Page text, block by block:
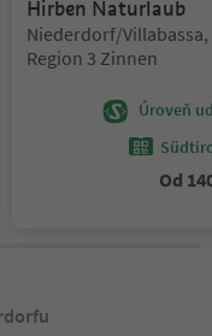
Hirben Naturlaub
Lokalita:
Niederdorf/
Region 3 Zinnen
Úroveň
Od